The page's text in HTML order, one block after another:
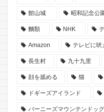
館山城 昭和記念公
麵類 NHK
Amazon テレビに吠
長生村 九十九里
顔を舐める 猫
ドギーズアイランド
バーニーズマウンテンドッグ